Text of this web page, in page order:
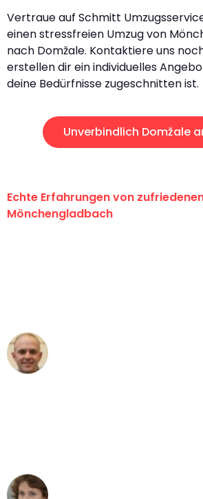
Vertraue auf Schmitt
einen stressfreien Umzug von
nach Domžale. Kontaktiere uns
erstellen dir ein individuelles
deine Bedürfnisse zugeschnitten ist.
Unverbindlich Domžale
Echte Erfahrungen von
Mönchengladbach